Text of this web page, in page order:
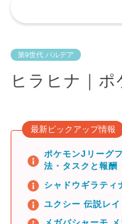
第9世代 パルデア
ヒラヒナ｜
最新ピックアップ情報
ポケモンJリーグ
法・タスクと報酬
シャドウギラティ
ユクシー 伝説レ